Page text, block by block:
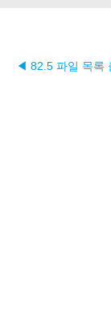
◀ 82.5 파일 목록